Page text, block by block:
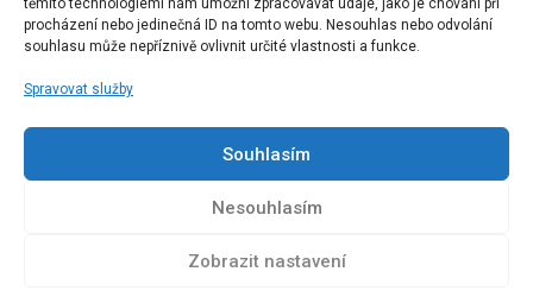
těmito technologiemi nám umožní zpracovávat údaje, jako je chování při
procházení nebo jedinečná ID na tomto webu. Nesouhlas nebo odvolání
souhlasu může nepříznivě ovlivnit určité vlastnosti a funkce.
Spravovat služby
Souhlasím
Nesouhlasím
Zobrazit nastavení